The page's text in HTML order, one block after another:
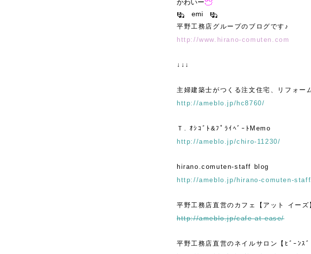
かわいー
emi
平野工務店グループのブログです♪
http://www.hirano-comuten.com
↓↓↓
主婦建築士がつくる注文住宅、リフォー
http://ameblo.jp/hc8760/
Ｔ. ｵｼｺﾞﾄ&ﾌﾟﾗｲﾍﾞｰﾄMemo
http://ameblo.jp/chiro-11230/
hirano.comuten-staff blog
http://ameblo.jp/hirano-comuten-
平野工務店直営のカフェ【アット イー
http://ameblo.jp/cafe-at-ease/
平野工務店直営のネイルサロン【ﾋﾞｰﾝｽ